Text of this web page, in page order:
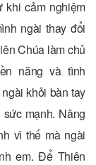
khi cảm nghiệm
ngài thay đổi
Chúa làm chủ
năng và tình
khỏi bàn tay
mạnh. Nâng
vì thế mà ngài
em. Để Thiên